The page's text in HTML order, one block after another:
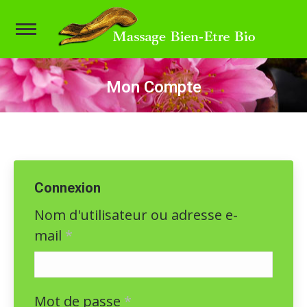
Mon Compte
Vous êtes ici :
Connexion
Nom d'utilisateur ou adresse e-
mail *
Mot de passe *